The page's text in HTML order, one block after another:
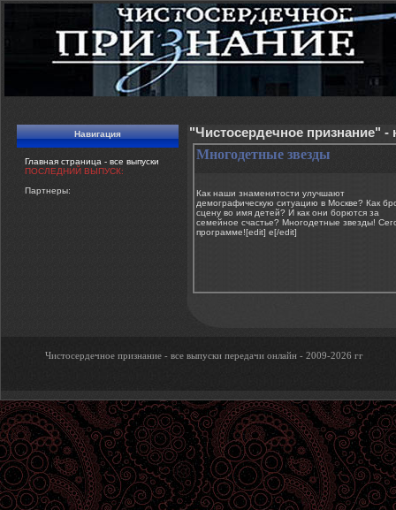
Навигация
Главная страница - все выпуски
ПОСЛЕДНИЙ ВЫПУСК:
Партнеры:
"Чистосердечное признание"
Многодетные звезды
Как наши знаменитости улучшают
демографическую ситуацию в Москве? Как
сцену во имя детей? И как они борются за
семейное счастье? Многодетные звезды!
программе![edit] e[/edit]
Чистосердечное признание - все выпуски передачи онлайн - 2009-2026 гг